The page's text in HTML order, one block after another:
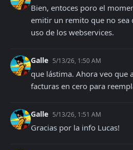
Bien, entoces poro el
emitir un remito que no sea
uso de los webservices.
Galle 5/13/26, 1:50 AM
que lástima. Ahora veo que
facturas en cero para
Galle 5/13/26, 1:51 AM
Gracias por la info Lucas!